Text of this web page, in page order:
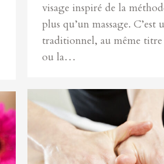
visage inspiré de la
plus qu’un massage. C’est
traditionnel, au même
ou la…